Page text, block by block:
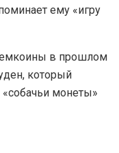
ему «игру
в прошлом
который
монеты»